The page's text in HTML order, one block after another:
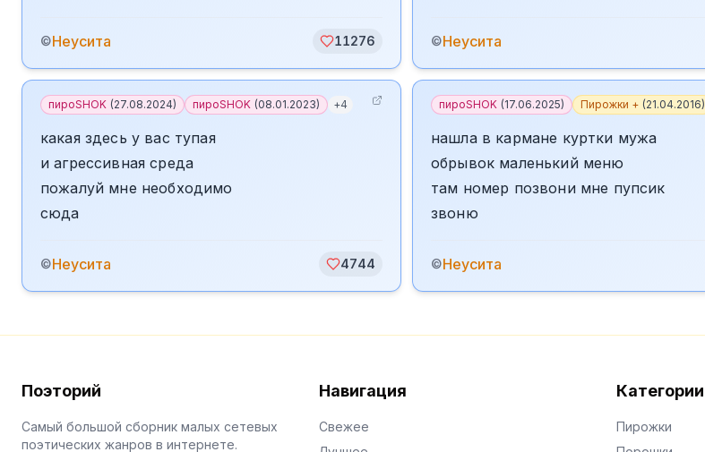
©Неусита 11276 ©Неусита
пироSHOK (27.08.2024) пироSHOK (08.01.2023) +4
какая здесь у вас тупая
и агрессивная среда
пожалуй мне необходимо
сюда
©Неусита 4744
пироSHOK (17.06.2025) Пирожки + (21.04.2016)
нашла в кармане куртки мужа
обрывок маленький меню
там номер позвони мне пупсик
звоню
©Неусита
Поэторий
Самый большой сборник малых сетевых
поэтических жанров в интернете.
Навигация
Свежее
Категории
Пирожки